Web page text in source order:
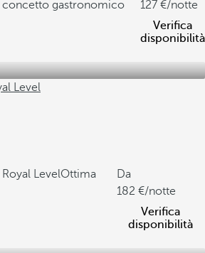
concetto gastronomico
127
/notte
Verifica
disponibilità
Level
LevelOttima
Da
182
/notte
Verifica
disponibilità